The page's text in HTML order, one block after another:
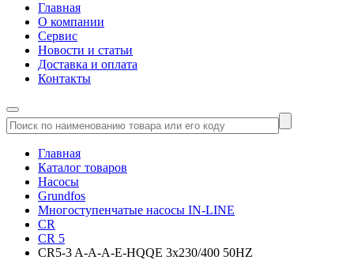
Главная
О компании
Сервис
Новости и статьи
Доставка и оплата
Контакты
Главная
Каталог товаров
Насосы
Grundfos
Многоступенчатые насосы IN-LINE
CR
CR 5
CR5-3 A-A-A-E-HQQE 3x230/400 50HZ